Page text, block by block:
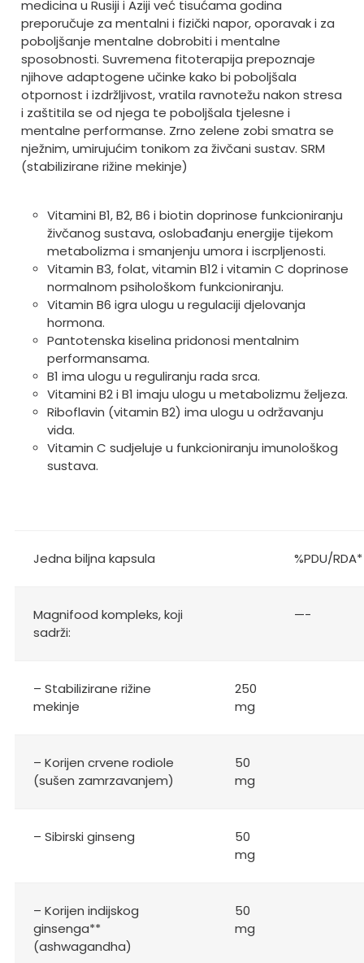
medicina u Rusiji i Aziji već tisućama godina
preporučuje za mentalni i fizički napor, oporavak i za
poboljšanje mentalne dobrobiti i mentalne
sposobnosti. Suvremena fitoterapija prepoznaje
njihove adaptogene učinke kako bi poboljšala
otpornost i izdržljivost, vratila ravnotežu nakon stresa
i zaštitila se od njega te poboljšala tjelesne i
mentalne performanse. Zrno zelene zobi smatra se
nježnim, umirujućim tonikom za živčani sustav. SRM
(stabilizirane rižine mekinje)
Vitamini B1, B2, B6 i biotin doprinose funkcioniranju
živčanog sustava, oslobađanju energije tijekom
metabolizma i smanjenju umora i iscrpljenosti.
Vitamin B3, folat, vitamin B12 i vitamin C doprinose
normalnom psihološkom funkcioniranju.
Vitamin B6 igra ulogu u regulaciji djelovanja
hormona.
Pantotenska kiselina pridonosi mentalnim
performansama.
B1 ima ulogu u reguliranju rada srca.
Vitamini B2 i B1 imaju ulogu u metabolizmu željeza.
Riboflavin (vitamin B2) ima ulogu u održavanju
vida.
Vitamin C sudjeluje u funkcioniranju imunološkog
sustava.
Jedna biljna kapsula %PDU/RDA*
Magnifood kompleks, koji
sadrži:
—-
– Stabilizirane rižine
mekinje
250
mg
– Korijen crvene rodiole
(sušen zamrzavanjem)
50
mg
– Sibirski ginseng
50
mg
– Korijen indijskog
ginsenga**
(ashwagandha)
50
mg